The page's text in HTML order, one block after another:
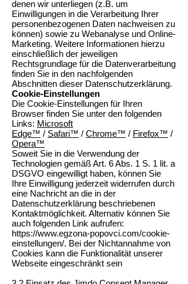
denen wir unterliegen (z.B. um
Einwilligungen in die Verarbeitung Ihrer
personenbezogenen Daten nachweisen zu
können) sowie zu Webanalyse und Online-
Marketing. Weitere Informationen hierzu
einschließlich der jeweiligen
Rechtsgrundlage für die Datenverarbeitung
finden Sie in den nachfolgenden
Abschnitten dieser Datenschutzerklärung.
Cookie-Einstellungen
Die Cookie-Einstellungen für Ihren
Browser finden Sie unter den folgenden
Links: Microsoft
Edge™ / Safari™ / Chrome™ / Firefox™ /
Opera™
Soweit Sie in die Verwendung der
Technologien gemäß Art. 6 Abs. 1 S. 1 lit. a
DSGVO eingewilligt haben, können Sie
Ihre Einwilligung jederzeit widerrufen durch
eine Nachricht an die in der
Datenschutzerklärung beschriebenen
Kontaktmöglichkeit. Alternativ können Sie
auch folgenden Link aufrufen:
https://www.egzona-popovci.com/cookie-
einstellungen/. Bei der Nichtannahme von
Cookies kann die Funktionalität unserer
Webseite eingeschränkt sein